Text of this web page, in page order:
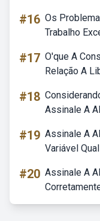
#16 Os
Trabalho
#17 O'que A
Relação A
#18
Assinale A
#19 Assinale A
Variável
#20 Assinale A